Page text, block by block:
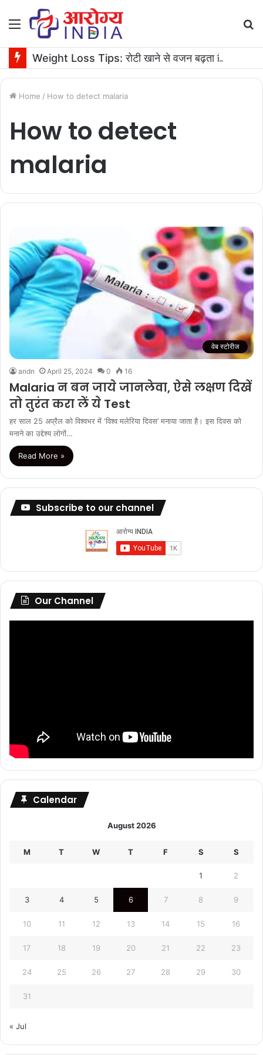
Menu
Home / How to detect malaria
How to detect
malaria
वेब स्टोरीज
andn April 25, 2024 0 16
Malaria न बन जाये जानलेवा, ऐसे लक्षण दिखें
तो तुरंत करा लें ये Test
हर साल 25 अप्रैल को विश्वभर में ‘विश्व मलेरिया दिवस’ मनाया जाता है। इस दिवस को
मनाने का उद्देश्य लोगों…
Read More »
Subscribe to our channel
Our Channel
Calendar
August 2026
M T W T F S S
1 2
3 4 5 6 7 8 9
10 11 12 13 14 15 16
17 18 19 20 21 22 23
24 25 26 27 28 29 30
31
« Jul